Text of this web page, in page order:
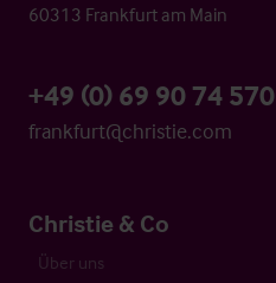
60313 Frankfurt am Main
+49 (0) 69 90 74 570
frankfurt@christie.com
Christie & Co
Über uns